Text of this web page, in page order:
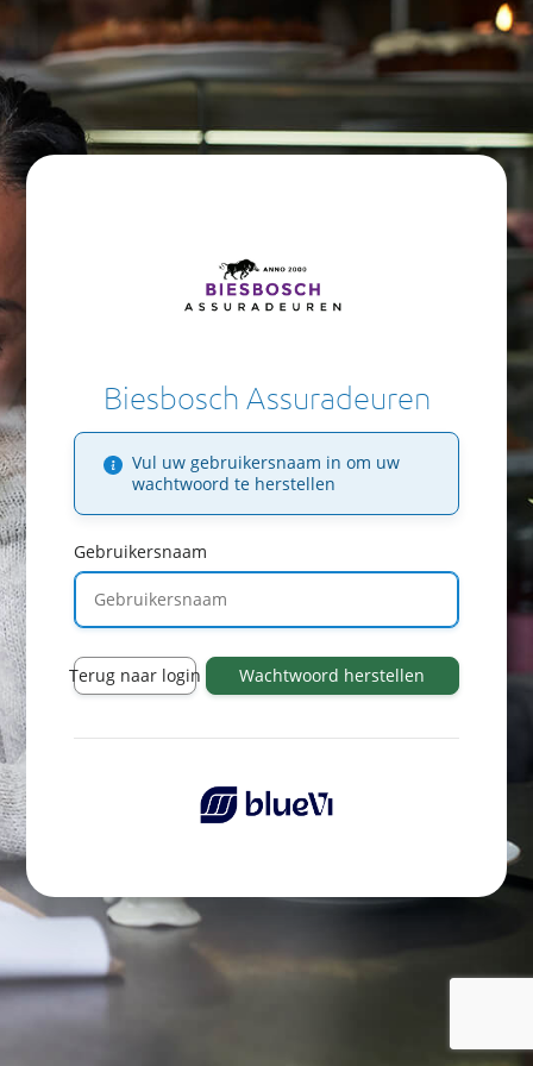
Biesbosch Assuradeuren
Vul uw gebruikersnaam in om uw
wachtwoord te herstellen
Gebruikersnaam
Terug naar login Wachtwoord herstellen